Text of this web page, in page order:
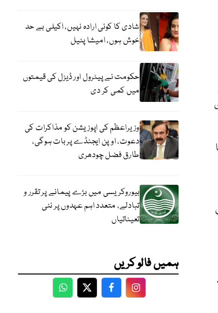
54 جاری
شادی کا کوئی ارادہ نہیں، اکیلی بے حد
خوش ہوں، امیشا پٹیل
حکومت نے پیٹرول اور ڈیزل کی قیمتوں
میں کمی کر دی
وزیراعظم کی اپوزیشن کو مذاکرات کی
دعوت، اوپن ایجنڈے پر بات ہوگی،
طارق فضل چودھری
بیوروکریسی میں بڑے پیمانے پر تقرر و
تبادلے، متعدد اہم عہدوں پر نئی
تعیناتیاں
ہمیں فالو کریں
WhatsApp
TwitterFacebookFacebook